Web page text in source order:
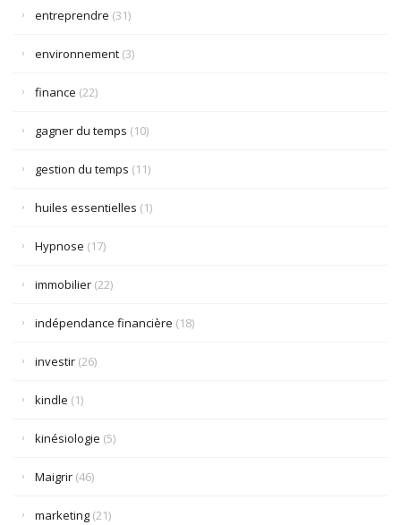
entreprendre (31)
environnement (3)
finance (22)
gagner du temps (10)
gestion du temps (11)
huiles essentielles (1)
Hypnose (17)
immobilier (22)
indépendance financière (18)
investir (26)
kindle (1)
kinésiologie (5)
Maigrir (46)
marketing (21)